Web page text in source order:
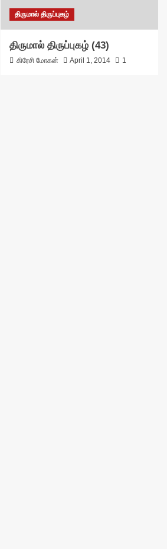
திருமால் திருப்புகழ்
திருமால் திருப்புகழ் (43)
கிரேசி மோகன் April 1, 2014 1